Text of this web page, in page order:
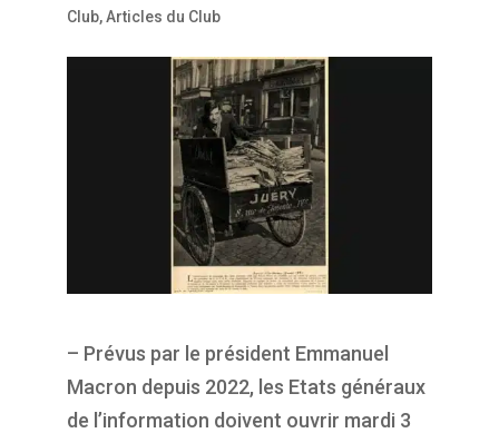
Club,Articles du Club
– Prévus par le président Emmanuel
Macron depuis 2022, les Etats généraux
de l’information doivent ouvrir mardi 3